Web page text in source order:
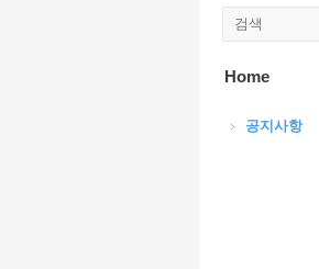
Home
공지사항
Sketchbook5, 스케치북5
Sketchbook5, 스케치북5